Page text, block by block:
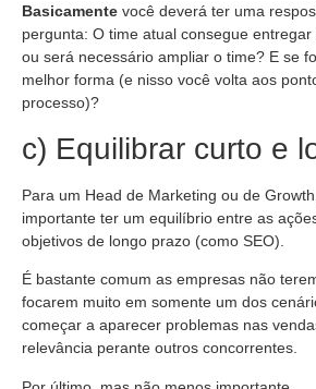
Basicamente você deverá ter uma
pergunta: O time atual consegue
ou será necessário ampliar o time? E se
melhor forma (e nisso você volta aos
processo)?
c) Equilibrar curto e
Para um Head de Marketing ou de
importante ter um equilíbrio entre as
objetivos de longo prazo (como SEO).
É bastante comum as empresas não
focarem muito em somente um dos
começar a aparecer problemas nas
relevância perante outros concorrentes.